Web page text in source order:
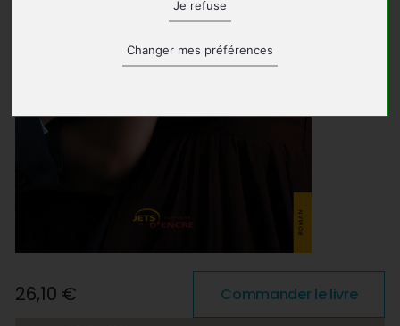
Je refuse
Changer mes préférences
26,10 € Commander le livre